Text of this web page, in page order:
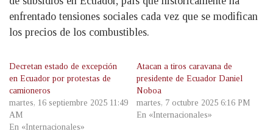
enfrentado tensiones sociales cada vez que se modifican
los precios de los combustibles.
Decretan estado de excepción
en Ecuador por protestas de
camioneros
martes, 16 septiembre 2025 11:49
AM
En «Internacionales»
Atacan a tiros caravana de
presidente de Ecuador Daniel
Noboa
martes, 7 octubre 2025 6:16 PM
En «Internacionales»